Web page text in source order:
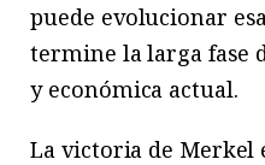
puede evolucionar
termine la larga fase
y económica actual.
La victoria de Merkel